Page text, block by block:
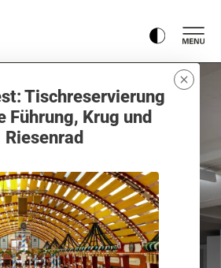
Tischreservierung
Führung, Krug und
Riesenrad